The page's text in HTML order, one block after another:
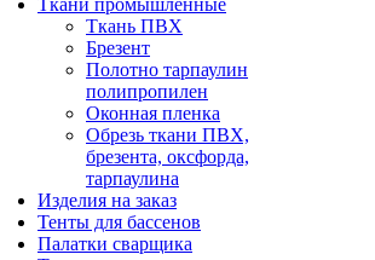
Ткани промышленные
Ткань ПВХ
Брезент
Полотно тарпаулин
полипропилен
Оконная пленка
Обрезь ткани ПВХ,
брезента, оксфорда,
тарпаулина
Изделия на заказ
Тенты для бассенов
Палатки сварщика